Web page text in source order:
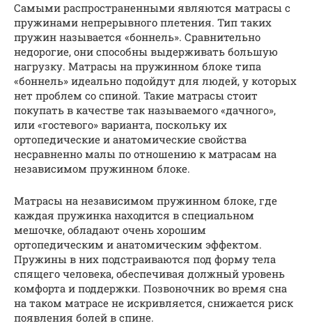
Самыми распространенными являются матрасы с
пружинами непрерывного плетения. Тип таких
пружин называется «боннель». Сравнительно
недорогие, они способны выдерживать большую
нагрузку. Матрасы на пружинном блоке типа
«боннель» идеально подойдут для людей, у которых
нет проблем со спиной. Такие матрасы стоит
покупать в качестве так называемого «дачного»,
или «гостевого» варианта, поскольку их
ортопедические и анатомические свойства
несравненно малы по отношению к матрасам на
независимом пружинном блоке.
Матрасы на независимом пружинном блоке, где
каждая пружинка находится в специальном
мешочке, обладают очень хорошим
ортопедическим и анатомическим эффектом.
Пружины в них подстраиваются под форму тела
спящего человека, обеспечивая должный уровень
комфорта и поддержки. Позвоночник во время сна
на таком матрасе не искривляется, снижается риск
появления болей в спине.